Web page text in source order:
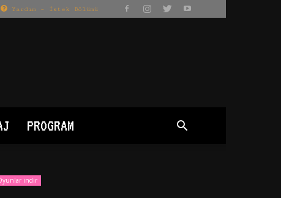
Yardım – İstek Bölümü
PROGRAM
indir